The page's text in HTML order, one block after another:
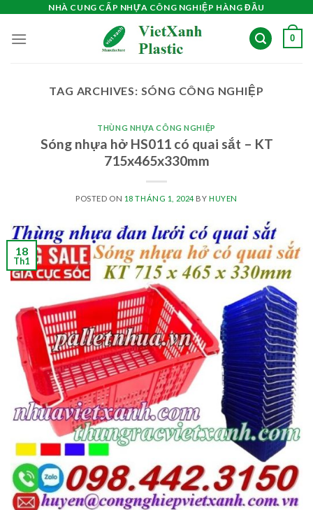
content
NHÀ CUNG CẤP NHỰA CÔNG NGHIỆP HÀNG ĐẦU
0
TAG ARCHIVES: SÓNG CÔNG NGHIỆP
THÙNG NHỰA CÔNG NGHIỆP
Sóng nhựa hở HS011 có quai sắt – KT
715x465x330mm
POSTED ON 18 THÁNG 1, 2024BY HUYEN
18
Th1